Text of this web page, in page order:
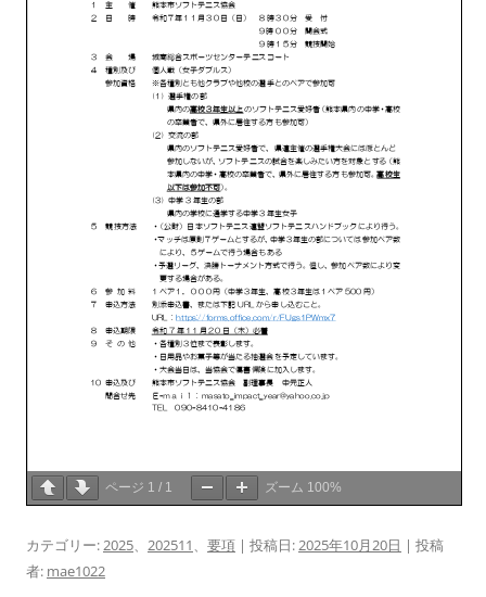
ページ 1 / 1 ズーム 100%
カテゴリー:2025、 202511、 要項 | 投稿日:2025年10月20日 | 投稿
者: mae1022